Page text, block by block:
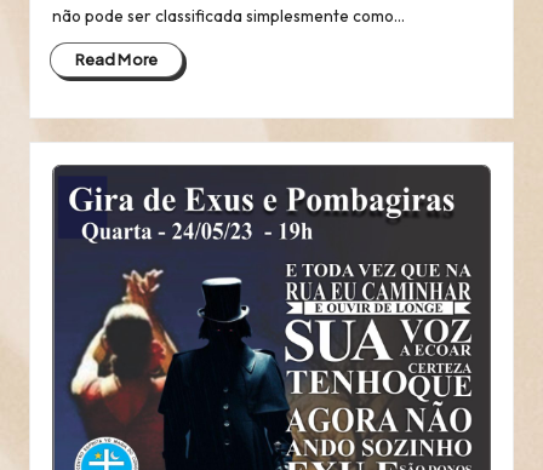
não pode ser classificada simplesmente como…
Read More